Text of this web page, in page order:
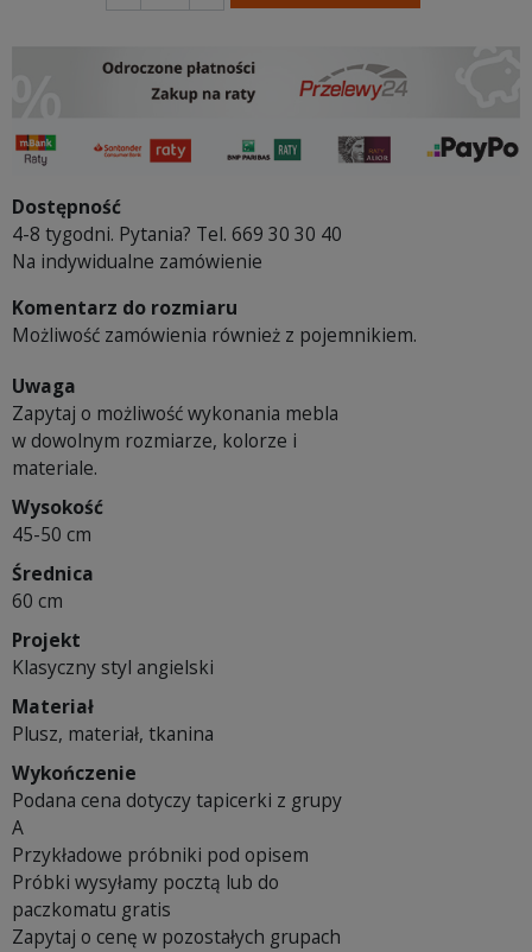
Dostępność
4-8 tygodni. Pytania? Tel. 669 30 30 40
Na indywidualne zamówienie
Komentarz do rozmiaru
Możliwość zamówienia również z pojemnikiem.
Uwaga
Zapytaj o możliwość wykonania mebla
w dowolnym rozmiarze, kolorze i
materiale.
Wysokość
45-50 cm
Średnica
60 cm
Projekt
Klasyczny styl angielski
Materiał
Plusz, materiał, tkanina
Wykończenie
Podana cena dotyczy tapicerki z grupy
A
Przykładowe próbniki pod opisem
Próbki wysyłamy pocztą lub do
paczkomatu gratis
Zapytaj o cenę w pozostałych grupach